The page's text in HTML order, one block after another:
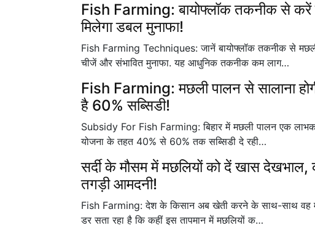
Fish Farming: बायोफ्लॉक तकनीक से
मिलेगा डबल मुनाफा!
Fish Farming Techniques: जानें बायोफ्लॉक तकनीक से
चीजें और संभावित मुनाफा. यह आधुनिक तकनीक कम लाग…
Fish Farming: मछली पालन से सालाना
है 60% सब्सिडी!
Subsidy For Fish Farming: बिहार में मछली पालन एक
योजना के तहत 40% से 60% तक सब्सिडी दे रही…
सर्दी के मौसम में मछलियों को दें खास
तगड़ी आमदनी!
Fish Farming: देश के किसान अब खेती करने के साथ-साथ वह
डर सता रहा है कि कहीं इस तापमान में मछलियों क…